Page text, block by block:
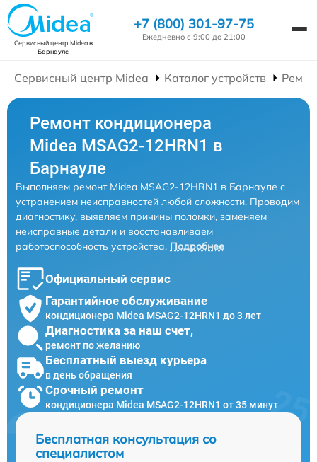
Сервисный центр Mideaв
Барнауле
+7 (800) 301-97-75
Ежедневно с 9:00 до 21:00
Сервисный центр Midea Каталог устройств
Ремонт кондиционера
Midea MSAG2-12HRN1 в
Барнауле
Выполняем ремонт Midea MSAG2-12HRN1 в Барнауле с
устранением неисправностей любой сложности. Проводим
диагностику, выявляем причины поломки, заменяем
неисправные детали и восстанавливаем
работоспособность устройства. Подробнее
Официальный сервис
Гарантийное обслуживание
кондиционера Midea MSAG2-12HRN1 до 3 лет
Диагностика за наш счет,
ремонт по желанию
Бесплатный выезд курьера
в день обращения
Срочный ремонт
кондиционера Midea MSAG2-12HRN1 от 35 минут
Бесплатная консультация со
специалистом